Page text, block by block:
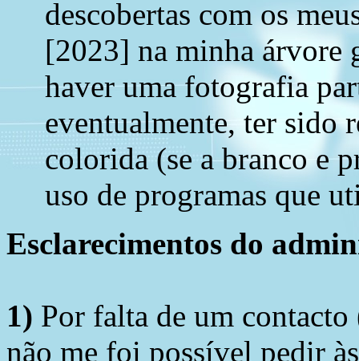
descobertas com os
[2023] na minha árvore
haver uma fotografia
eventualmente, ter sido
colorida (se a branco e
uso de programas que
Esclarecimentos do
1) Por falta de um
não me foi possível pedir